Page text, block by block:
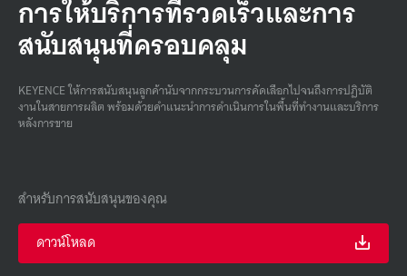
การให้บริการที่รวดเร็วและการ
สนับสนุนที่ครอบคลุม
KEYENCE ให้การสนับสนุนลูกค้านับจากกระบวนการคัดเลือกไปจนถึงการปฏิบัติ
งานในสายการผลิต พร้อมด้วยคําแนะนําการดําเนินการในพื้นที่ทํางานและบริการ
หลังการขาย
สำหรับการสนับสนุนของคุณ
ดาวน์โหลด